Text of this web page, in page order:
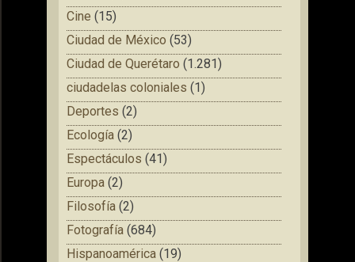
Cine (15)
Ciudad de México (53)
Ciudad de Querétaro (1.281)
ciudadelas coloniales (1)
Deportes (2)
Ecología (2)
Espectáculos (41)
Europa (2)
Filosofía (2)
Fotografía (684)
Hispanoamérica (19)